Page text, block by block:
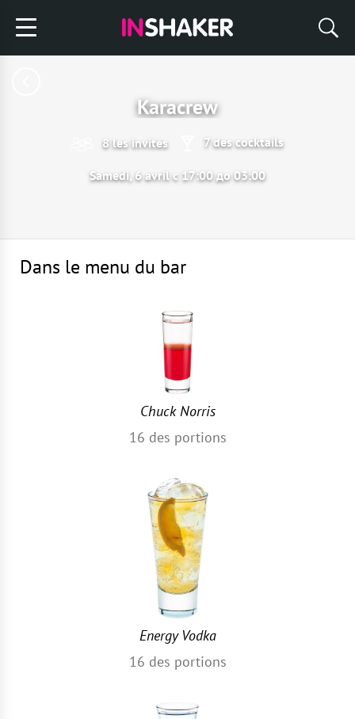
Karacrew
8 les invités 7 des cocktails
Samedi, 6 avril с 17:00 до 03:00
Dans le menu du bar
Chuck Norris
16 des portions
Energy Vodka
16 des portions